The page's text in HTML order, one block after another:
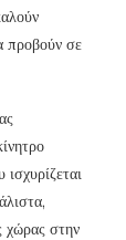
προβούν σε
χώρας στην